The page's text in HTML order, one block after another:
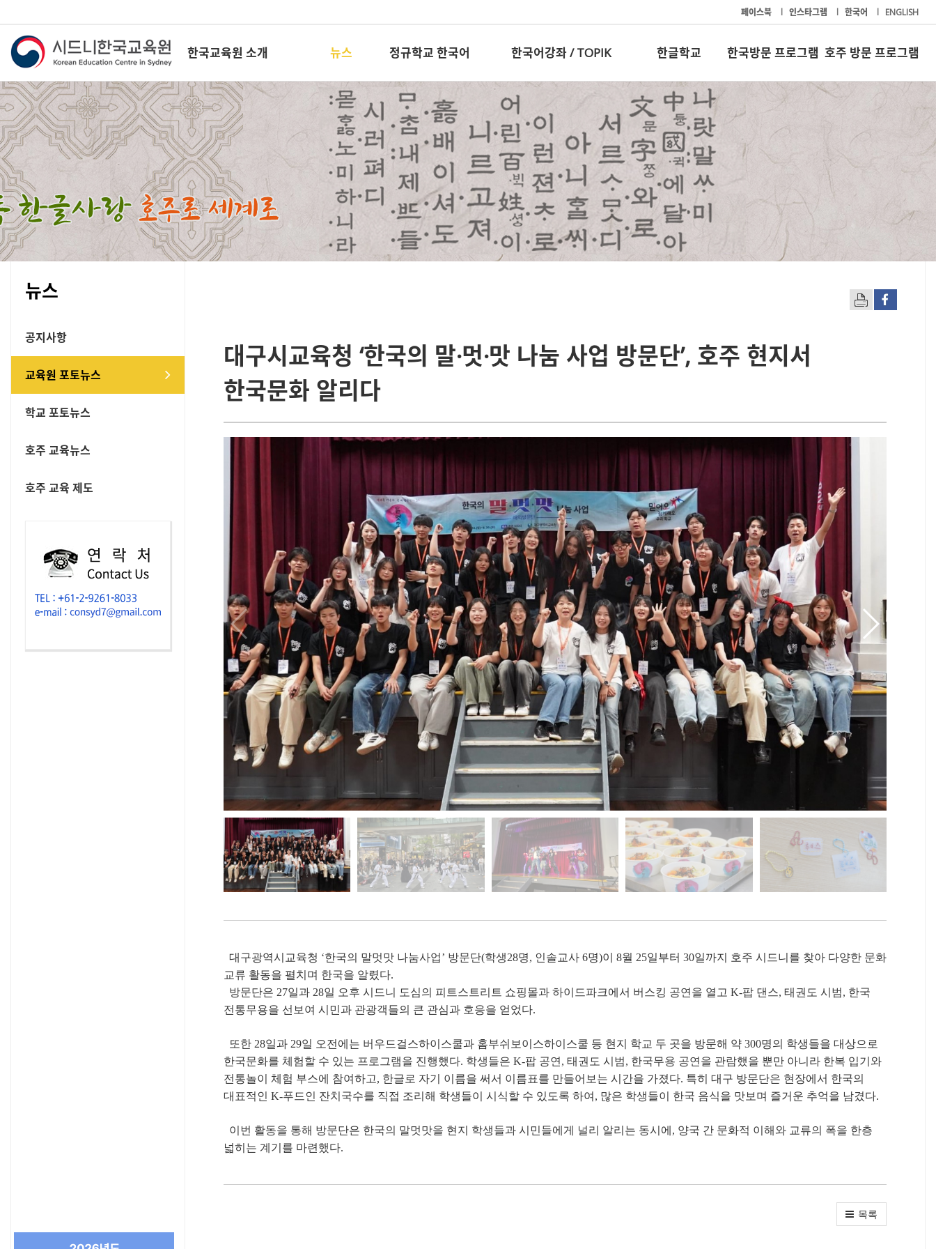
페이스북 l 인스타그램 l 한국어 l ENGLISH
한국교육원 소개 뉴스 정규학교 한국어 한국어강좌 / TOPIK 한글학교 한국방문 프로그램 호주 방문 프로그램
뉴스
공지사항
교육원 포토뉴스
학교 포토뉴스
호주 교육뉴스
호주 교육 제도
대구시교육청 ‘한국의 말·멋·맛 나눔 사업 방문단’, 호주 현지서
한국문화 알리다
대구광역시교육청 ‘한국의 말멋맛 나눔사업’ 방문단(학생28명, 인솔교사 6명)이 8월 25일부터 30일까지 호주 시드니를 찾아 다양한 문화
교류 활동을 펼치며 한국을 알렸다.
방문단은 27일과 28일 오후 시드니 도심의 피트스트리트 쇼핑몰과 하이드파크에서 버스킹 공연을 열고 K-팝 댄스, 태권도 시범, 한국
전통무용을 선보여 시민과 관광객들의 큰 관심과 호응을 얻었다.
또한 28일과 29일 오전에는 버우드걸스하이스쿨과 홈부쉬보이스하이스쿨 등 현지 학교 두 곳을 방문해 약 300명의 학생들을 대상으로
한국문화를 체험할 수 있는 프로그램을 진행했다. 학생들은 K-팝 공연, 태권도 시범, 한국무용 공연을 관람했을 뿐만 아니라 한복 입기와
전통놀이 체험 부스에 참여하고, 한글로 자기 이름을 써서 이름표를 만들어보는 시간을 가졌다. 특히 대구 방문단은 현장에서 한국의
대표적인 K-푸드인 잔치국수를 직접 조리해 학생들이 시식할 수 있도록 하여, 많은 학생들이 한국 음식을 맛보며 즐거운 추억을 남겼다.
이번 활동을 통해 방문단은 한국의 말멋맛을 현지 학생들과 시민들에게 널리 알리는 동시에, 양국 간 문화적 이해와 교류의 폭을 한층
넓히는 계기를 마련했다.
목록